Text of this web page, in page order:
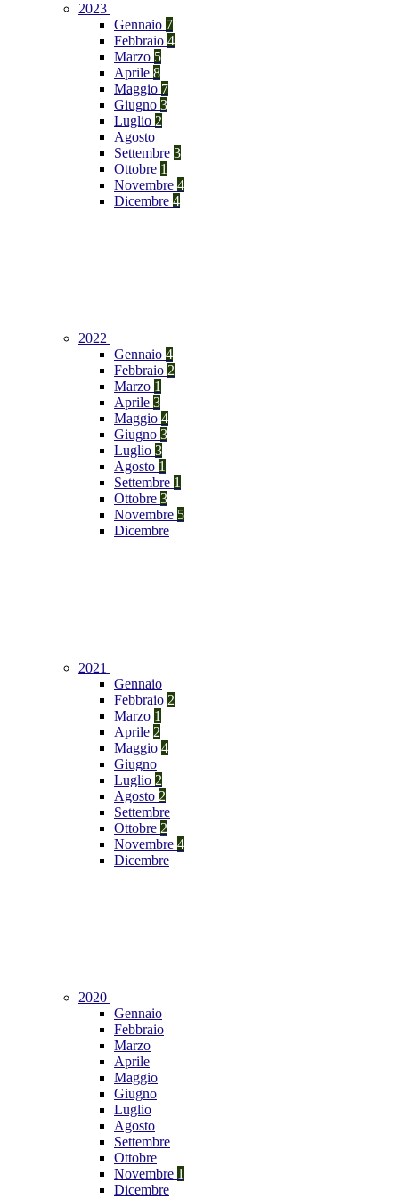
2023
Gennaio 7
Febbraio 4
Marzo 5
Aprile 8
Maggio 7
Giugno 3
Luglio 2
Agosto
Settembre 3
Ottobre 1
Novembre 4
Dicembre 4
2022
Gennaio 4
Febbraio 2
Marzo 1
Aprile 3
Maggio 4
Giugno 3
Luglio 3
Agosto 1
Settembre 1
Ottobre 3
Novembre 5
Dicembre
2021
Gennaio
Febbraio 2
Marzo 1
Aprile 2
Maggio 4
Giugno
Luglio 2
Agosto 2
Settembre
Ottobre 2
Novembre 4
Dicembre
2020
Gennaio
Febbraio
Marzo
Aprile
Maggio
Giugno
Luglio
Agosto
Settembre
Ottobre
Novembre 1
Dicembre